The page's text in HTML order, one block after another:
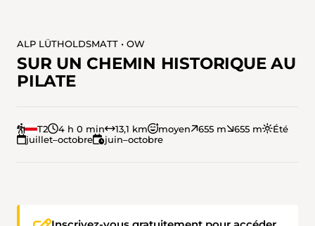
ALP LÜTHOLDSMATT • OW
SUR UN CHEMIN HISTORIQUE AU
PILATE
T2 4 h 0 min 13,1 km moyen 655 m 655 m
Été
juillet–octobre
juin–octobre